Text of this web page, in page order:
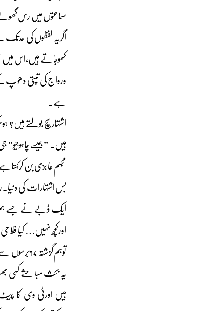
سماعتوں میں رس
اگریہ لفظوں کی حدتک
کھوجاتے ہیں،اس میں
ورواج کی تپتی
ہے۔
اشتہارسچ بولتے ہیں؟
ہیں۔ ”جیسے
مجسم عاجزی بن
بس اشتہارات کی
ایک ڈبے نے جسے ہم
اورکچھ نہیں… کیا
توہم گزشتہ ۶۷برسوں سے سن رہے ہیں۔ اقبال بانو نے بہت خوبصورت گایاہے۔ کب بدلی تقدیر ،ایک آیا،دوسرا آیا،سب کے سب دعوے دار اورپھروہی ٹائیں ٹائیں فش۔
یہ بحث مباحثے کسی
ہیں اورٹی وی کا